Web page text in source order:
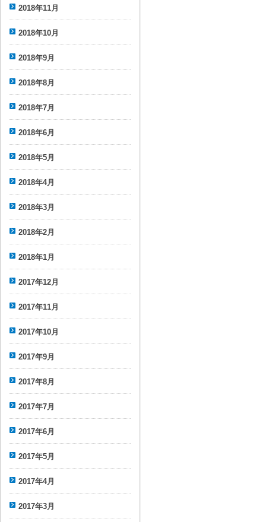
2018年11月
2018年10月
2018年9月
2018年8月
2018年7月
2018年6月
2018年5月
2018年4月
2018年3月
2018年2月
2018年1月
2017年12月
2017年11月
2017年10月
2017年9月
2017年8月
2017年7月
2017年6月
2017年5月
2017年4月
2017年3月